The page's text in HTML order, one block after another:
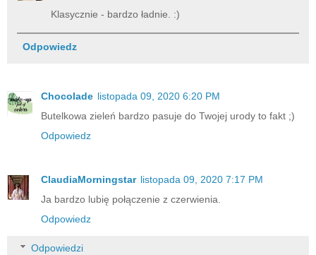
Klasycznie - bardzo ładnie. :)
Odpowiedz
Chocolade listopada 09, 2020 6:20 PM
Butelkowa zieleń bardzo pasuje do Twojej urody to fakt ;)
Odpowiedz
ClaudiaMorningstar listopada 09, 2020 7:17 PM
Ja bardzo lubię połączenie z czerwienia.
Odpowiedz
Odpowiedzi